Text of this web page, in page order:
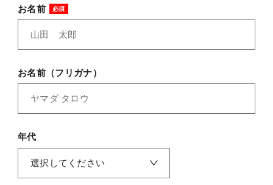
お名前
お名前（フリガナ）
年代
お客様の声